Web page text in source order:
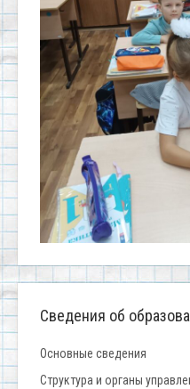
Сведения об
Основные сведения
Структура и органы